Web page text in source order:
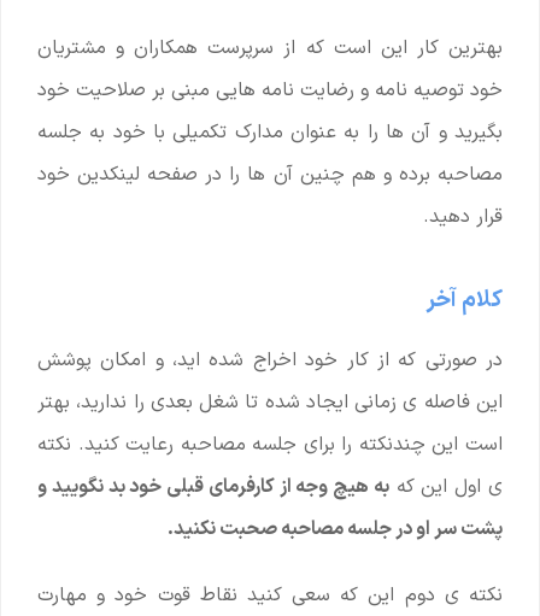
بهترین کار این است که از سرپرست همکاران و مشتریان
خود توصیه نامه و رضایت نامه هایی مبنی بر صلاحیت خود
بگیرید و آن ها را به عنوان مدارک تکمیلی با خود به جلسه
مصاحبه برده و هم چنین آن ها را در صفحه لینکدین خود
قرار دهید.
کلام آخر
در صورتی که از کار خود اخراج شده اید، و امکان پوشش
این فاصله ی زمانی ایجاد شده تا شغل بعدی را ندارید، بهتر
است این چندنکته را برای جلسه مصاحبه رعایت کنید. نکته
ی اول این کهبه هیچ وجه از کارفرمای قبلی خود بد نگویید و
پشت سر او در جلسه مصاحبه صحبت نکنید.
نکته ی دوم این که سعی کنید نقاط قوت خود و مهارت